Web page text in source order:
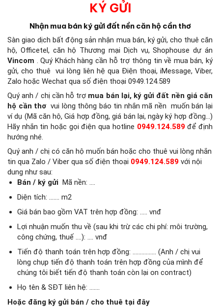
KÝ GỬI
Nhận mua bán ký gửi đất nền căn hộ cần thơ
Sàn giao dịch bất động sảnnhận mua bán, ký gửi, cho thuê căn
hộ, Officetel, căn hộ Thương mại Dịch vụ, Shophouse dự án
Vincom .Quý Khách hàng cần hỗ trợ thông tin về mua bán, ký
gửi, cho thuê
vui lòng liên hệ qua Điện thoại, iMessage, Viber,
Zalo hoặc Wechat qua số điện thoại 0949.124.589
Quý anh / chị cần hỗ trợ mua bán lại, ký gửi đất nền giá căn
hộ cần thơ vui lòng thông báo tin nhắn mã nền muốn bán lại
ví dụ (Mã căn hộ, Giá hợp đồng, giá bán lại, ngày ký hợp đồng…)
Hãy nhắn tin hoặc gọi điện qua hotline 0949.124.589để định
hướng nhé.
Quý anh / chị có căn hộ muốn bán hoặc cho thuê vui lòng nhắn
tin qua Zalo / Viber qua số điện thoại 0949.124.589 với nội
dung như sau:
Bán / ký gửi Mã nền: ….
Diện tích: ……. m2
Giá bán bao gồm VAT trên hợp đồng: ….. vnđ
Lợi nhuận muốn thu về (sau khi trừ các chi phí: môi trường,
công chứng, thuế ….): …. vnđ
Tiến độ thanh toán trên hợp đồng: ……………. (Anh / chị vui
lòng chụp tiến độ thanh toán trên hợp đồng của mình để
chúng tôi biết tiến độ thanh toán còn lại on contract)
Họ tên & SĐT liên hệ: …….
Hoặc đăng ký gửi bán / cho thuê tại đây